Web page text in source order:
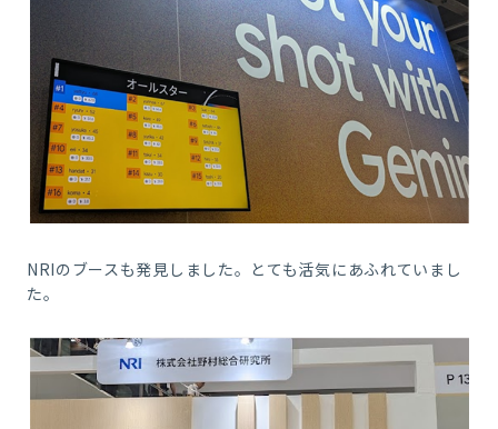
NRIのブースも発見しました。とても活気にあふれていまし
た。